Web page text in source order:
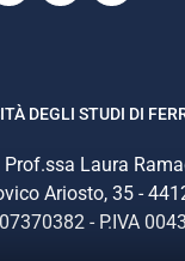
DEGLI STUDI DI
Prof.ssa Laura
Ariosto, 35 -
- P.IVA